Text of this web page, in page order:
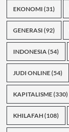
EKONOMI (31)
GENERASI (92)
INDONESIA(54)
JUDI ONLINE(54)
KAPITALISME(330)
KHILAFAH(108)